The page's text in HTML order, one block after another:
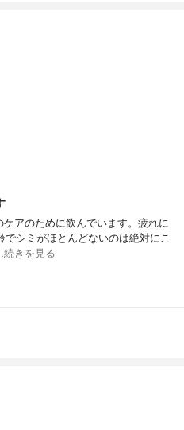
アのために飲んでいます。疲れに
シミがほとんどないのは絶対にこ
続きを見る